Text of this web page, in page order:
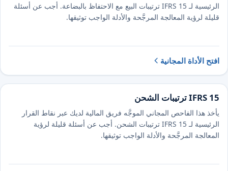
الرئيسية لـ IFRS 15 ترتيبات البيع مع الاحتفاظ بالبضاعة. أجب عن أسئلة
قليلة لرؤية المعالجة المرجَّحة والأدلة الواجب توثيقها.
افتح الأداة المجانية
IFRS 15 ترتيبات الشحن
يأخذ هذا الفاحص المجاني الموجَّه فريق المالية لديك عبر نقاط القرار
الرئيسية لـ IFRS 15 ترتيبات الشحن. أجب عن أسئلة قليلة لرؤية
المعالجة المرجَّحة والأدلة الواجب توثيقها.